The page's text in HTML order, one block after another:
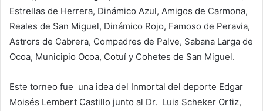
Estrellas de Herrera, Dinámico Azul, Amigos de Carmona,
Reales de San Miguel, Dinámico Rojo, Famoso de Peravia,
Astrors de Cabrera, Compadres de Palve, Sabana Larga de
Ocoa, Municipio Ocoa, Cotuí y Cohetes de San Miguel.
Este torneo fue una idea del Inmortal del deporte Edgar
Moisés Lembert Castillo junto al Dr. Luis Scheker Ortiz,